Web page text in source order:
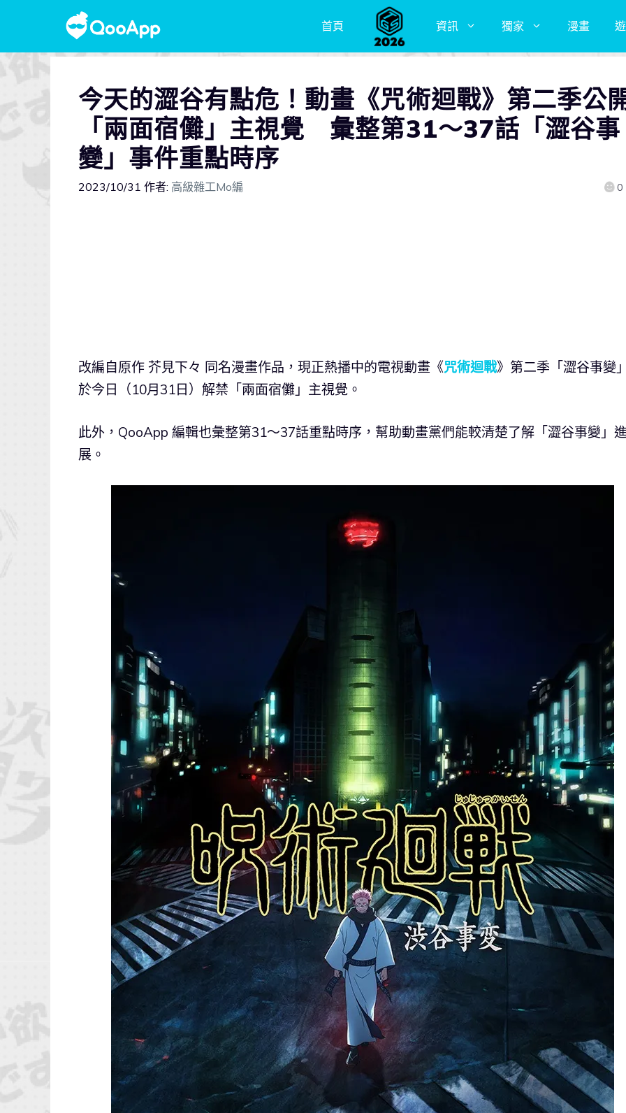
首頁 資訊 獨家 漫畫
今天的澀谷有點危！動畫《咒術迴戰》第二季公
「兩面宿儺」主視覺 彙整第31～37話「澀谷事
變」事件重點時序
2023/10/31 作者: 高級雜工Mo編 0
改編自原作 芥見下々 同名漫畫作品，現正熱播中的電視動畫《咒術迴戰》第二季「澀谷事變
於今日（10月31日）解禁「兩面宿儺」主視覺。
此外，QooApp 編輯也彙整第31～37話重點時序，幫助動畫黨們能較清楚了解「澀谷事變」
展。